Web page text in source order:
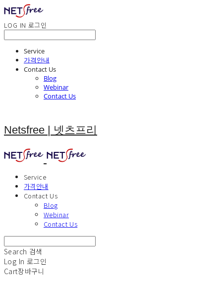
LOG IN 로그인
Service
가격안내
Contact Us
Blog
Webinar
Contact Us
Netsfree | 넷츠프리
Service
가격안내
Contact Us
Blog
Webinar
Contact Us
Search 검색
Log In 로그인
Cart장바구니